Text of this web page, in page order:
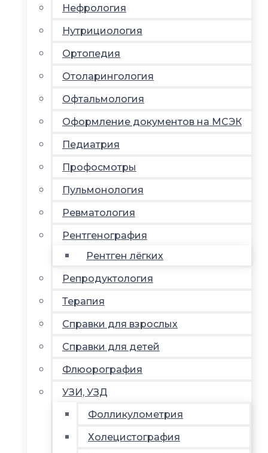
Нефрология
Нутрициология
Ортопедия
Отоларингология
Офтальмология
Оформление документов на МСЭК
Педиатрия
Профосмотры
Пульмонология
Ревматология
Рентгенография
Рентген лёгких
Репродуктология
Терапия
Справки для взрослых
Справки для детей
Флюорография
УЗИ, УЗД
Фолликулометрия
Холецистография